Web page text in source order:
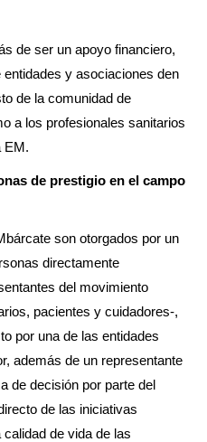
de ser un apoyo financiero,
y asociaciones den
de la comunidad de
a los profesionales sanitarios
EM.
de prestigio en el campo
son otorgados por un
directamente
del movimiento
pacientes y cuidadores-,
por una de las entidades
además de un representante
de decisión por parte del
de las iniciativas
de vida de las